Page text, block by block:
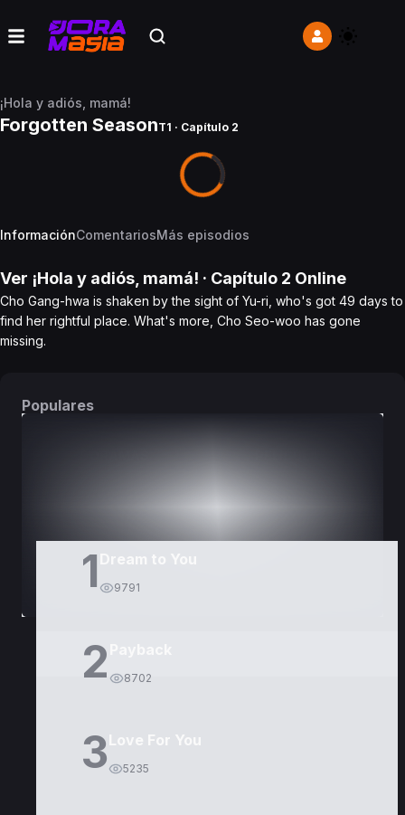
¡Hola y adiós, mamá!
Forgotten SeasonT1 · Capítulo 2
InformaciónComentariosMás episodios
Ver ¡Hola y adiós, mamá! · Capítulo 2 Online
Cho Gang-hwa is shaken by the sight of Yu-ri, who's got 49 days to
find her rightful place. What's more, Cho Seo-woo has gone
missing.
Populares
1 Dream to You
9791
2 8702
3Love For You
5235